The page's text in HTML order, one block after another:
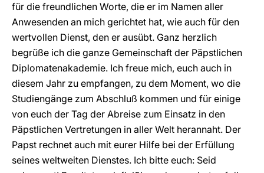
für die freundlichen Worte, die er im Namen aller
Anwesenden an mich gerichtet hat, wie auch für den
wertvollen Dienst, den er ausübt. Ganz herzlich
begrüße ich die ganze Gemeinschaft der Päpstlichen
Diplomatenakademie. Ich freue mich, euch auch in
diesem Jahr zu empfangen, zu dem Moment, wo die
Studiengänge zum Abschluß kommen und für einige
von euch der Tag der Abreise zum Einsatz in den
Päpstlichen Vertretungen in aller Welt herannaht. Der
Papst rechnet auch mit eurer Hilfe bei der Erfüllung
seines weltweiten Dienstes. Ich bitte euch: Seid